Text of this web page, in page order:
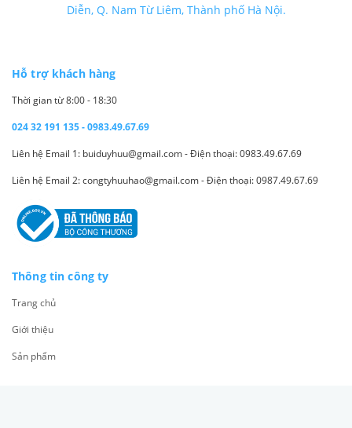
Diễn, Q. Nam Từ Liêm, Thành phố Hà Nội.
Hỗ trợ khách hàng
Thời gian từ 8:00 - 18:30
024 32 191 135 - 0983.49.67.69
Liên hệ Email 1: buiduyhuu@gmail.com - Điện thoại: 0983.49.67.69
Liên hệ Email 2: congtyhuuhao@gmail.com - Điện thoại: 0987.49.67.69
Thông tin công ty
Trang chủ
Giới thiệu
Sản phẩm